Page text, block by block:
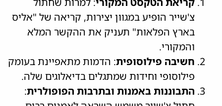
צ'שייר הופיע במגוון יצירות, קריאה של "אליס
בארץ הפלאות" תעניק את ההקשר המלא
והמקורי.
חשיבה פילוסופית: הדמות מתאפיינת בעומק
פילוסופי וחידות שמתגלים בדיאלוגים שלה.
התבוננות באמנות ובתרבות הפופולרית: